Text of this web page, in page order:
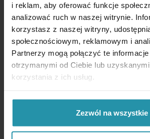
i reklam, aby oferować funkcje
analizować ruch w naszej witrynie.
korzystasz z naszej witryny,
społecznościowym, reklamowym i
Partnerzy mogą połączyć te
otrzymanymi od Ciebie lub
korzystania z ich usług.
Zezwól na wszystkie
MANDRINS, ÉTAUX ET